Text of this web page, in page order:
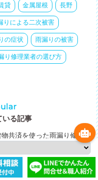
貸 金属屋根 長野
りによる二次被害
の症状 雨漏りの被害
り修理業者の選び方
いる記事
物共済を使った雨漏り修理に
は？DIYの方法や修理方法を